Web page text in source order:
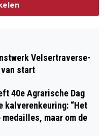
Velsertraverse-
van start
40e Agrarische Dag
kalverenkeuring: “Het
maar om de